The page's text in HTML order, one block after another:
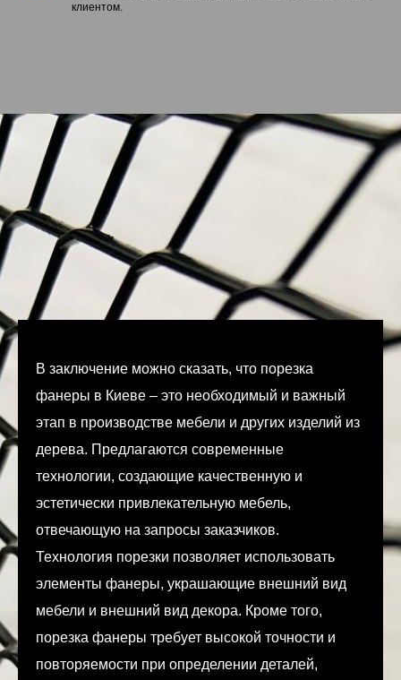
клиентом.
В заключение можно сказать, что порезка
фанеры в Киеве – это необходимый и важный
этап в производстве мебели и других изделий из
дерева. Предлагаются современные
технологии, создающие качественную и
эстетически привлекательную мебель,
отвечающую на запросы заказчиков.
Технология порезки позволяет использовать
элементы фанеры, украшающие внешний вид
мебели и внешний вид декора. Кроме того,
порезка фанеры требует высокой точности и
повторяемости при определении деталей,